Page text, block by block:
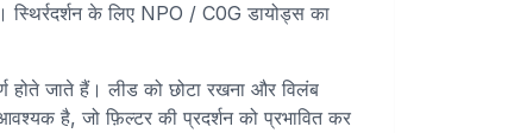
स्थिर्रदर्शन के लिए NPO / C0G डायोड्स का
होते जाते हैं। लीड को छोटा रखना और विलंब
है, जो फ़िल्टर की प्रदर्शन को प्रभावित कर